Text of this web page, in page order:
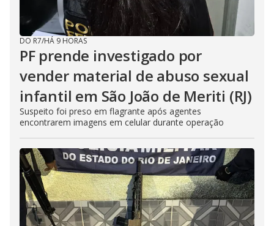
DO R7/HÁ 9 HORAS
PF prende investigado por
vender material de abuso sexual
infantil em São João de Meriti (RJ)
Suspeito foi preso em flagrante após agentes
encontrarem imagens em celular durante operação